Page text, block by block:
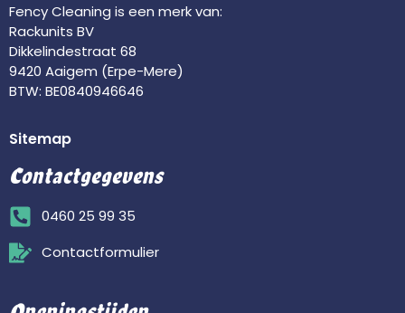
Fency Cleaning is een merk van:
Rackunits BV
Dikkelindestraat 68
9420 Aaigem (Erpe-Mere)
BTW: BE0840946646
Sitemap
Contactgegevens
0460 25 99 35
Contactformulier